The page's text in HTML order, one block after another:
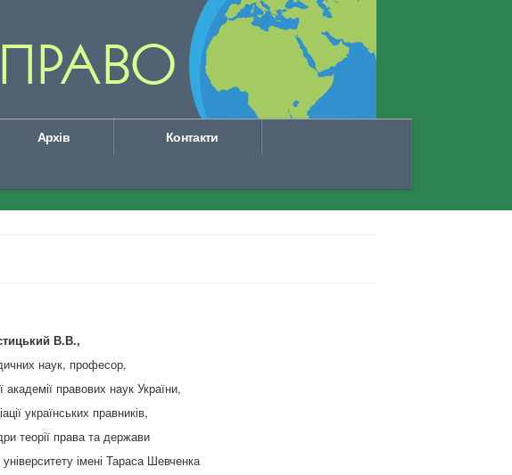
Архів
Контакти
В.В.,
наук, професор,
академії правових наук України,
українських правників,
теорії права та держави
імені Тараса Шевченка